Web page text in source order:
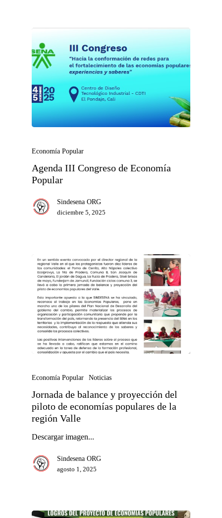
Economía Popular
Agenda III Congreso de Economía
Popular
Sindesena ORG
diciembre 5, 2025
Economía Popular Noticias
Jornada de balance y proyección del
piloto de economías populares de la
región Valle
Descargar imagen...
Sindesena ORG
agosto 1, 2025